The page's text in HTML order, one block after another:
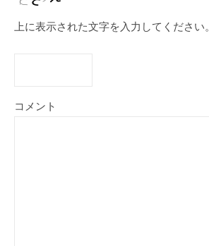
上に表示された文字を入力してください。
コメント